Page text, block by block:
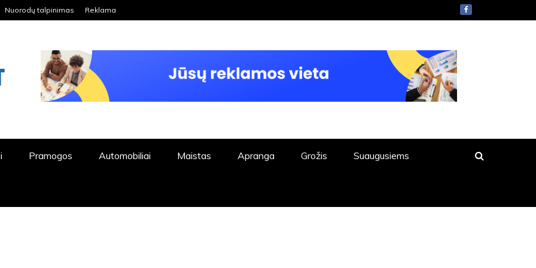
Nuorodų talpinimas Reklama
Pramogos Automobiliai Maistas Apranga Grožis Suaugusiems